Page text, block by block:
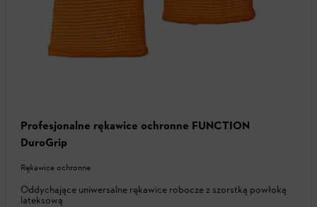
Profesjonalne rękawice ochronne FUNCTION
DuroGrip
Rękawice ochronne
Oddychające uniwersalne rękawice robocze z szorstką powłoką
lateksową